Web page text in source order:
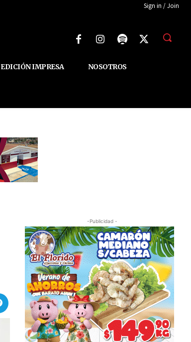
Sign in / Join
EDICIÓN IMPRESA NOSOTROS
-Publicidad -